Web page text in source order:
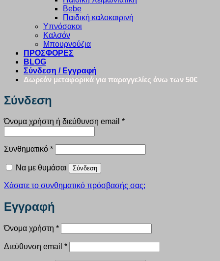
Bebe
Παιδική καλοκαιρινή
Υπνόσακοι
Καλσόν
Μπουρνούζια
ΠΡΟΣΦΟΡΕΣ
BLOG
Σύνδεση / Εγγραφή
Δωρεάν μεταφορικά για παραγγελίες άνω των 50€
Σύνδεση
Όνομα χρήστη ή διεύθυνση email *Απαιτείται
Συνθηματικό *Απαιτείται
Να με θυμάσαι Σύνδεση
Χάσατε το συνθηματικό πρόσβασής σας;
Εγγραφή
Όνομα χρήστη *Απαιτείται
Διεύθυνση email *Απαιτείται